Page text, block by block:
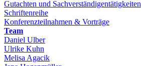
Gutachten und Sachverständigentätigkeiten
Schriftenreihe
Konferenzteilnahmen & Vorträge
Team
Daniel Ulber
Ulrike Kuhn
Melisa Agacik